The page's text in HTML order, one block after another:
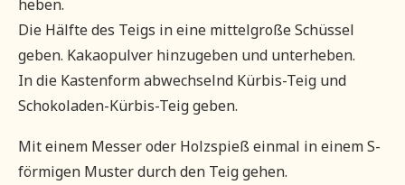
heben.
Die Hälfte des Teigs in eine mittelgroße Schüssel
geben. Kakaopulver hinzugeben und unterheben.
In die Kastenform abwechselnd Kürbis-Teig und
Schokoladen-Kürbis-Teig geben.
Mit einem Messer oder Holzspieß einmal in einem S-
förmigen Muster durch den Teig gehen.